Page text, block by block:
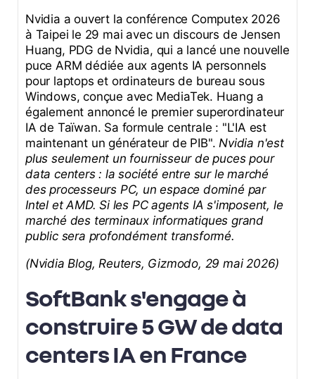
Nvidia a ouvert la conférence Computex 2026
à Taipei le 29 mai avec un discours de Jensen
Huang, PDG de Nvidia, qui a lancé une nouvelle
puce ARM dédiée aux agents IA personnels
pour laptops et ordinateurs de bureau sous
Windows, conçue avec MediaTek. Huang a
également annoncé le premier superordinateur
IA de Taïwan. Sa formule centrale : "L'IA est
maintenant un générateur de PIB". Nvidia n'est
plus seulement un fournisseur de puces pour
data centers : la société entre sur le marché
des processeurs PC, un espace dominé par
Intel et AMD. Si les PC agents IA s'imposent, le
marché des terminaux informatiques grand
public sera profondément transformé.
(Nvidia Blog, Reuters, Gizmodo, 29 mai 2026)
SoftBank s'engage à
construire 5 GW de data
centers IA en France